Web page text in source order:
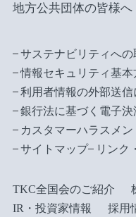
地方公共団体の皆様へ
サステナビリティへの
情報セキュリティ基本
利用者情報の外部送信
銀行法に基づく電子
カスタマーハラスメ
サイトマップ
リンク
TKC全国会のご紹介
IR・投資家情報
採用